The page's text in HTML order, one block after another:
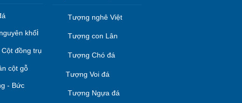
khối
đồng trụ
cột gỗ
- Bức
Tượng nghê Việt
Tượng con Lân
Tượng Chó đá
Tượng Voi đá
Tượng Ngựa đá